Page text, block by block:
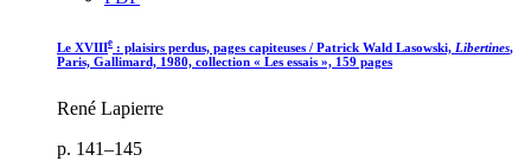
Le XVIIIe : plaisirs perdus, pages capiteuses / Patrick Wald Lasowski, Libertines,
Paris, Gallimard, 1980, collection « Les essais », 159 pages
René Lapierre
p. 141–145